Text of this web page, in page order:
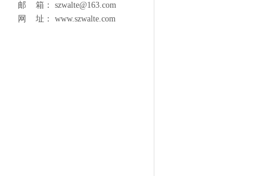
邮 箱： szwalte@163.com
网 址： www.szwalte.com